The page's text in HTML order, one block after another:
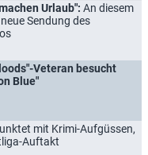
Urlaub": An diesem
Sendung des
Veteran besucht
Blue"
mit Krimi-Aufgüssen,
Auftakt